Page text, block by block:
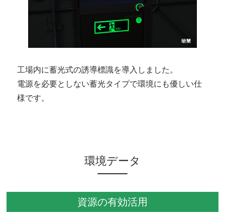
工場内に蓄光式の誘導標識を導入しました。
電源を必要としない蓄光タイプで環境にも優しい仕
様です。
環境データ
資源の有効活用